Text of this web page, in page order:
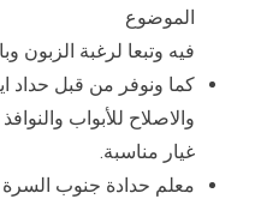
الموضوع
فيه وتبعا لرغبة الزبون
كما ونوفر من قبل حداد
والاصلاح للأبواب
غيار مناسبة.
معلم حدادة جنوب السرة